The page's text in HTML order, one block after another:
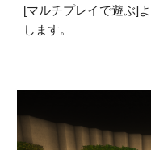
[マルチプレイで遊ぶ]
します。